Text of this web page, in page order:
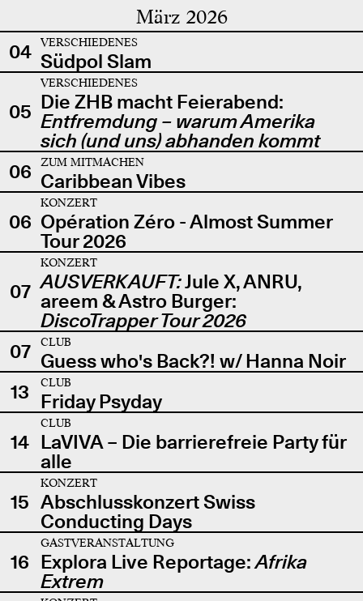
März 2026
04 VERSCHIEDENES
Südpol Slam
05
VERSCHIEDENES
Die ZHB macht Feierabend:
Entfremdung – warum Amerika
sich (und uns) abhanden kommt
06
ZUM MITMACHEN
Caribbean Vibes
06
KONZERT
Opération Zéro - Almost Summer
Tour 2026
07
KONZERT
AUSVERKAUFT:Jule X, ANRU,
areem & Astro Burger:
DiscoTrapper Tour 2026
07
CLUB
Guess who's Back?! w/ Hanna Noir
13
CLUB
Friday Psyday
14
CLUB
LaVIVA – Die barrierefreie Party für
alle
15
KONZERT
Abschlusskonzert Swiss
Conducting Days
16
GASTVERANSTALTUNG
Explora Live Reportage:Afrika
Extrem